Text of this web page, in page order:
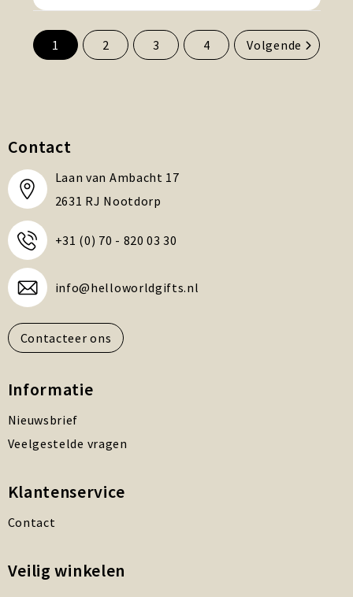
1 2 3 4 Volgende
Contact
Laan van Ambacht 17
2631 RJ Nootdorp
+31 (0) 70 - 820 03 30
info@helloworldgifts.nl
Contacteer ons
Informatie
Nieuwsbrief
Veelgestelde vragen
Klantenservice
Contact
Veilig winkelen